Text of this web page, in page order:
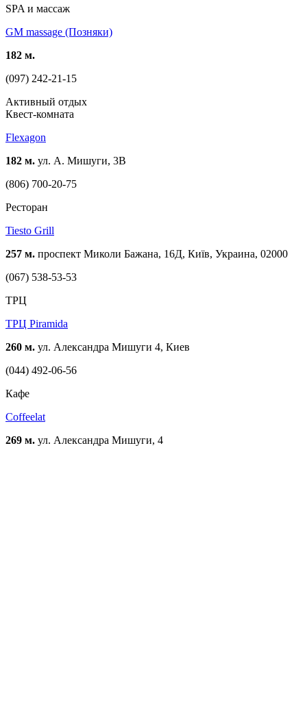
SPA и массаж
GM massage (Позняки)
182 м.
(097) 242-21-15
Активный отдых
Квест-комната
Flexagon
182 м. ул. А. Мишуги, 3В
(806) 700-20-75
Ресторан
Tiesto Grill
257 м. проспект Миколи Бажана, 16Д, Київ, Украина, 02000
(067) 538-53-53
ТРЦ
ТРЦ Piramida
260 м. ул. Александра Мишуги 4, Киев
(044) 492-06-56
Кафе
Coffeelat
269 м. ул. Александра Мишуги, 4